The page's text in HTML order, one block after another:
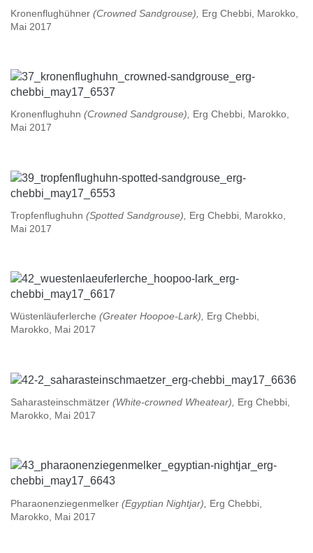
Kronenflughühner (Crowned Sandgrouse),
Erg Chebbi, Marokko,
Mai 2017
Kronenflughuhn (Crowned Sandgrouse), Erg Chebbi, Marokko,
Mai 2017
Tropfenflughuhn (Spotted Sandgrouse),
Erg Chebbi, Marokko,
Mai 2017
Wüstenläuferlerche (Greater Hoopoe-Lark), Erg Chebbi,
Marokko, Mai 2017
Saharasteinschmätzer (White-crowned Wheatear),
Erg Chebbi,
Marokko, Mai 2017
Pharaonenziegenmelker (Egyptian Nightjar),
Erg Chebbi,
Marokko, Mai 2017